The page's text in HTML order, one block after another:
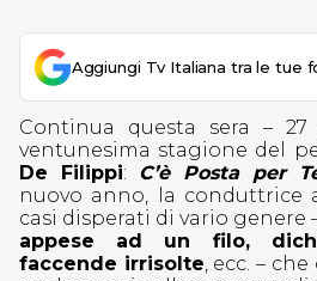
Aggiungi Tv Italiana tra le tue
Continua questa sera –
ventunesima stagione del
De Filippi: C’è Posta per
nuovo anno, la conduttrice
casi disperati di vario genere
appese ad un filo,
faccende irrisolte, ecc. –